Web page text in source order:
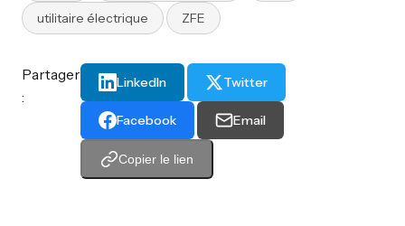
utilitaire électrique ZFE
Partager
:
LinkedIn Twitter
Facebook Email
Copier le lien